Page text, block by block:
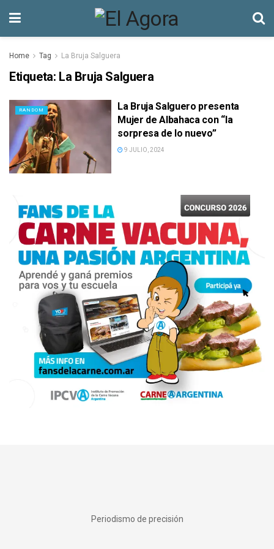
Home Tag La Bruja Salguera
Etiqueta: La Bruja Salguera
RANDOM
La Bruja Salguero presenta
Mujer de Albahaca con “la
sorpresa de lo nuevo”
9 JULIO, 2024
Periodismo de precisión